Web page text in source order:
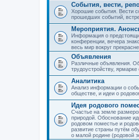
События, вести,
Хорошие события. Вести
прошедших событий,
Мероприятия.
Информация о
конференции, вечера
весь мир вокруг
Объявления
Различные объявления.
трудоустройству,
Аналитика
Анализ информации о
обществе, и идеи о
Идея родового
Счастье на земле
природой. Обоснование
родовом поместье и
развитие страны путём
о малой родине (родовой